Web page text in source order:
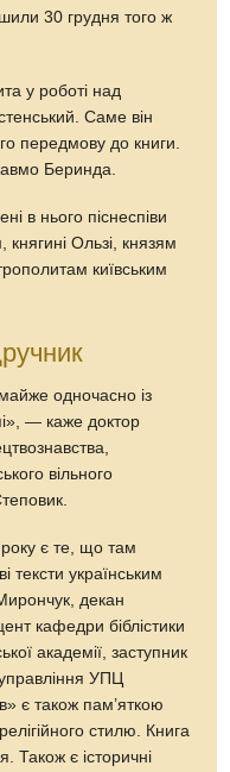
30 грудня того ж
у роботі над
Саме він
передмову до книги.
Беринда.
в нього піснеспіви
Ользі, князям
київським
одночасно із
— каже доктор
вільного
є те, що там
тексти українським
декан
кафедри біблістики
академії, заступник
УПЦ
є також пам’яткою
стилю. Книга
Також є історичні